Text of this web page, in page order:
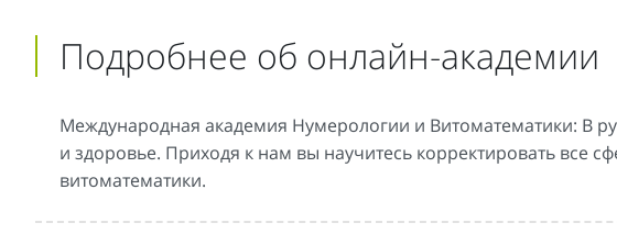
Подробнее об онлайн-академии
Международная академия Нумерологии и Витоматематики: В
и здоровье. Приходя к нам вы научитесь корректировать
витоматематики.